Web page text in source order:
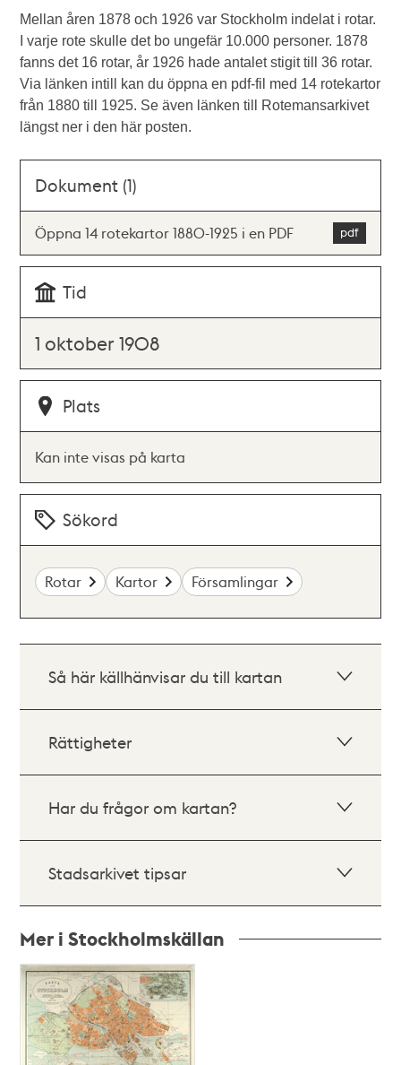
Mellan åren 1878 och 1926 var Stockholm indelat i rotar.
I varje rote skulle det bo ungefär 10.000 personer. 1878
fanns det 16 rotar, år 1926 hade antalet stigit till 36 rotar.
Via länken intill kan du öppna en pdf-fil med 14 rotekartor
från 1880 till 1925. Se även länken till Rotemansarkivet
längst ner i den här posten.
Dokument (1)
Öppna 14 rotekartor 1880-1925 i en PDF
Tid
1 oktober 1908
Plats
Kan inte visas på karta
Sökord
Rotar Kartor Församlingar
Så här källhänvisar du till kartan
Rättigheter
Har du frågor om kartan?
Stadsarkivet tipsar
Mer i Stockholmskällan
Relaterade
poster
och
teman